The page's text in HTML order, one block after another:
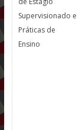
Supervisionado e
Práticas de
Ensino